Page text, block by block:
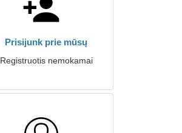
Prisijunk prie mūsų
Registruotis nemokamai